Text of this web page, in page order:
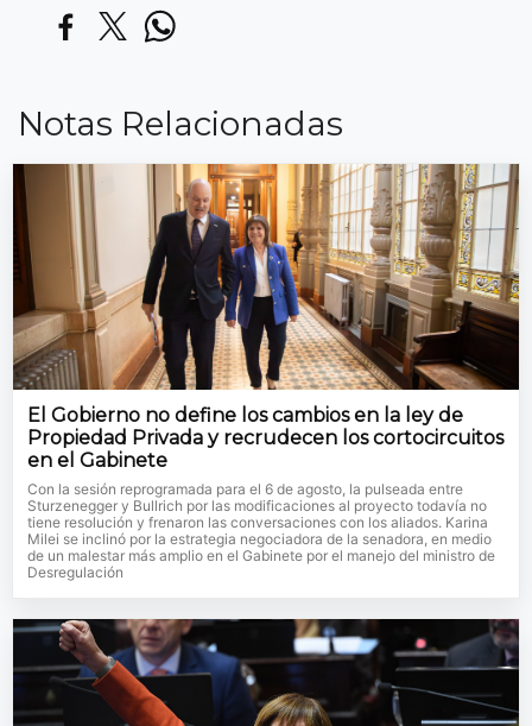
Notas Relacionadas
El Gobierno no define los cambios en la ley de
Propiedad Privada y recrudecen los cortocircuitos
en el Gabinete
Con la sesión reprogramada para el 6 de agosto, la pulseada entre
Sturzenegger y Bullrich por las modificaciones al proyecto todavía no
tiene resolución y frenaron las conversaciones con los aliados. Karina
Milei se inclinó por la estrategia negociadora de la senadora, en medio
de un malestar más amplio en el Gabinete por el manejo del ministro de
Desregulación